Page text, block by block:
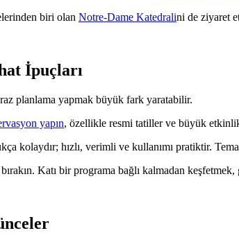
biri olan Notre-Dame Katedralini de ziyaret
İpuçları
planlama yapmak büyük fark yaratabilir.
yapın, özellikle resmi tatiller ve büyük
kolaydır; hızlı, verimli ve kullanımı pratiktir.
Katı bir programa bağlı kalmadan